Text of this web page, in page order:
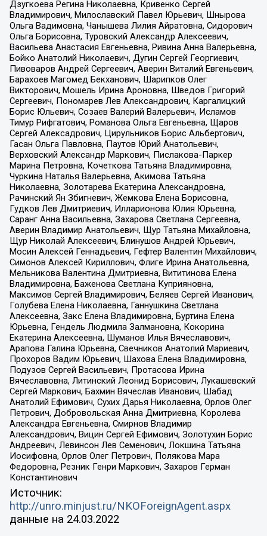
Дзугкоева Регина Николаевна, Кривенко Сергей
Владимирович, Милославский Павел Юрьевич, Шнырова
Ольга Вадимовна, Чанышева Лилия Айратовна, Сидорович
Ольга Борисовна, Туровский Александр Алексеевич,
Васильева Анастасия Евгеньевна, Ривина Анна Валерьевна,
Бойко Анатолий Николаевич, Дугин Сергей Георгиевич,
Пивоваров Андрей Сергеевич, Аверин Виталий Евгеньевич,
Барахоев Магомед Бекханович, Шарипков Олег
Викторович, Мошель Ирина Ароновна, Шведов Григорий
Сергеевич, Пономарев Лев Александрович, Каргалицкий
Борис Юльевич, Созаев Валерий Валерьевич, Исламов
Тимур Рифгатович, Романова Ольга Евгеньевна, Щаров
Сергей Алексадрович, Цирульников Борис Альбертович,
Гасан Ольга Павловна, Паутов Юрий Анатольевич,
Верховский Александр Маркович, Пислакова-Паркер
Марина Петровна, Кочеткова Татьяна Владимировна,
Чуркина Наталья Валерьевна, Акимова Татьяна
Николаевна, Золотарева Екатерина Александровна,
Рачинский Ян Збигневич, Жемкова Елена Борисовна,
Гудков Лев Дмитриевич, Илларионова Юлия Юрьевна,
Саранг Анна Васильевна, Захарова Светлана Сергеевна,
Аверин Владимир Анатольевич, Щур Татьяна Михайловна,
Щур Николай Алексеевич, Блинушов Андрей Юрьевич,
Мосин Алексей Геннадьевич, Гефтер Валентин Михайлович,
Симонов Алексей Кириллович, Флиге Ирина Анатольевна,
Мельникова Валентина Дмитриевна, Вититинова Елена
Владимировна, Баженова Светлана Куприяновна,
Максимов Сергей Владимирович, Беляев Сергей Иванович,
Голубева Елена Николаевна, Ганнушкина Светлана
Алексеевна, Закс Елена Владимировна, Буртина Елена
Юрьевна, Гендель Людмила Залмановна, Кокорина
Екатерина Алексеевна, Шуманов Илья Вячеславович,
Арапова Галина Юрьевна, Свечников Анатолий Мариевич,
Прохоров Вадим Юрьевич, Шахова Елена Владимировна,
Подузов Сергей Васильевич, Протасова Ирина
Вячеславовна, Литинский Леонид Борисович, Лукашевский
Сергей Маркович, Бахмин Вячеслав Иванович, Шабад
Анатолий Ефимович, Сухих Дарья Николаевна, Орлов Олег
Петрович, Добровольская Анна Дмитриевна, Королева
Александра Евгеньевна, Смирнов Владимир
Александрович, Вицин Сергей Ефимович, Золотухин Борис
Андреевич, Левинсон Лев Семенович, Локшина Татьяна
Иосифовна, Орлов Олег Петрович, Полякова Мара
Федоровна, Резник Генри Маркович, Захаров Герман
Константинович
Источник:
http://unro.minjust.ru/NKOForeignAgent.aspx
данные на 24.03.2022